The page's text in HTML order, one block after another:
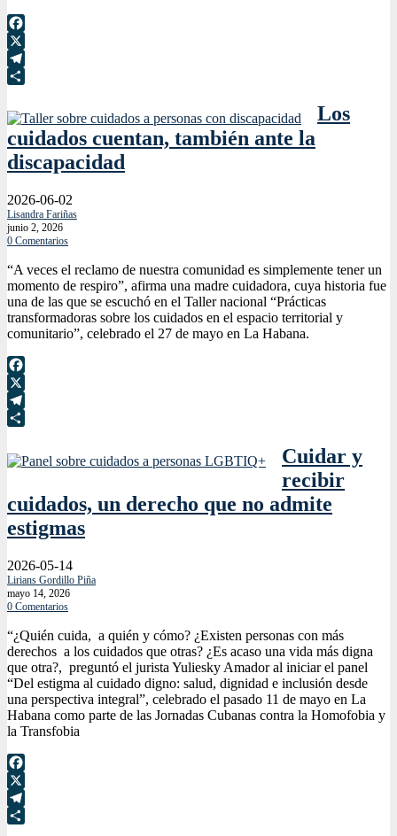
Facebook
X
Telegram
Los
cuidados cuentan, también ante la
discapacidad
2026-06-02
Lisandra Fariñas
junio 2, 2026
0 Comentarios
“A veces el reclamo de nuestra comunidad es simplemente tener un
momento de respiro”, afirma una madre cuidadora, cuya historia fue
una de las que se escuchó en el Taller nacional “Prácticas
transformadoras sobre los cuidados en el espacio territorial y
comunitario”, celebrado el 27 de mayo en La Habana.
Facebook
X
Telegram
Cuidar y
recibir
cuidados, un derecho que no admite
estigmas
2026-05-14
Lirians Gordillo Piña
mayo 14, 2026
0 Comentarios
“¿Quién cuida, a quién y cómo? ¿Existen personas con más
derechos a los cuidados que otras? ¿Es acaso una vida más digna
que otra?, preguntó el jurista Yuliesky Amador al iniciar el panel
“Del estigma al cuidado digno: salud, dignidad e inclusión desde
una perspectiva integral”, celebrado el pasado 11 de mayo en La
Habana como parte de las Jornadas Cubanas contra la Homofobia y
la Transfobia
Facebook
X
Telegram